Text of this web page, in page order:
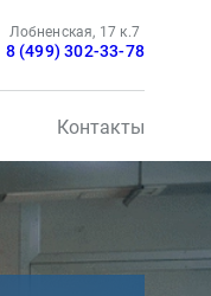
Лобненская, 17 к.7
8 (499) 302-33-78
Контакты